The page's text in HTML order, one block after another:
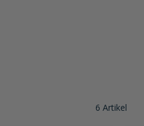
6 Artikel